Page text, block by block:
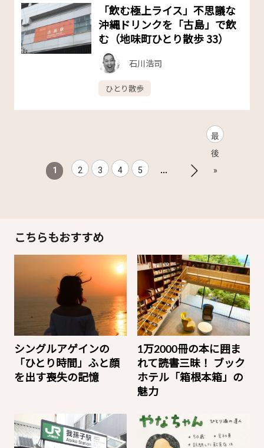
「飲む極上ライス」不思議な
沖縄ドリンクを「古島」で飲
む（地味町ひとり散歩 33）
石川浩司
ひとり散歩
1 2 3 4 5 ...
最
後
»
こちらもおすすめ
シングルアゲインの
「ひとり時間」ふと顔
を出す喪失の記憶
1万2000冊の本に囲ま
れて読書三昧！ ブック
ホテル「箱根本箱」の
魅力